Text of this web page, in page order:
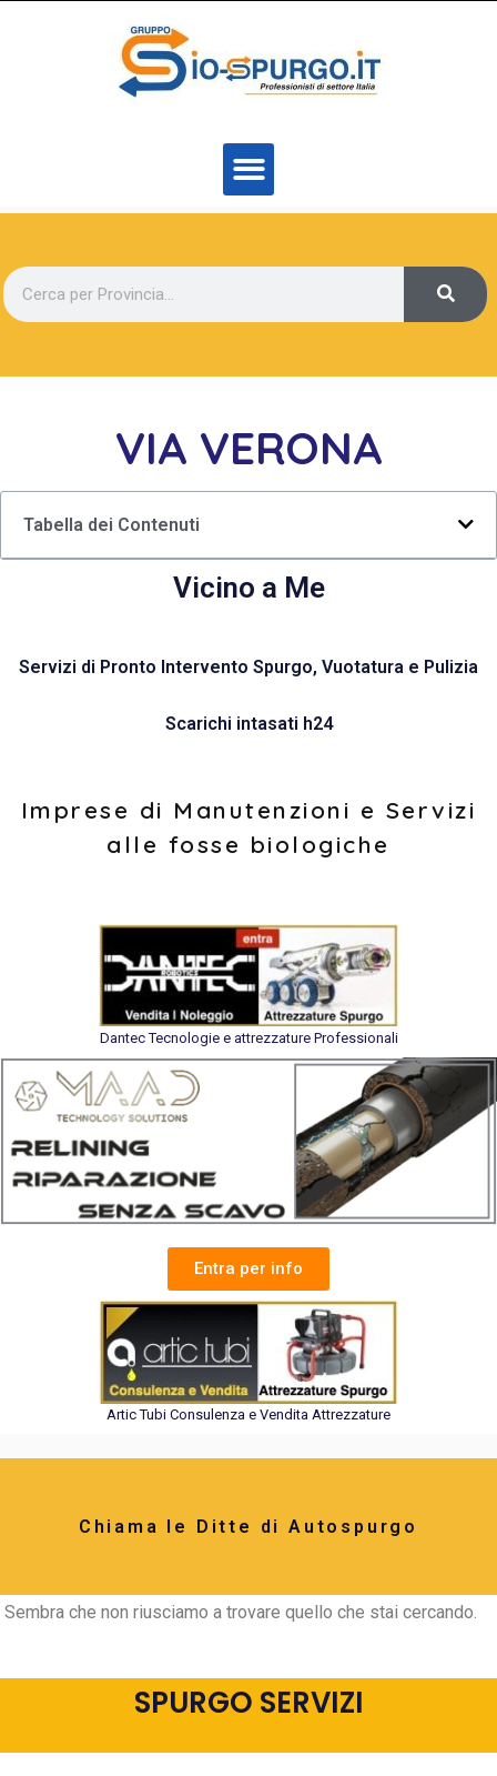
VIA VERONA
Tabella dei Contenuti
Vicino a Me
Servizi di Pronto Intervento Spurgo, Vuotatura e Pulizia
Scarichi intasati h24
Imprese di Manutenzioni e Servizi
alle fosse biologiche
Dantec Tecnologie e attrezzature Professionali
Entra per info
Artic Tubi Consulenza e Vendita Attrezzature
Chiama le Ditte di Autospurgo
Sembra che non riusciamo a trovare quello che stai cercando.
SPURGO SERVIZI